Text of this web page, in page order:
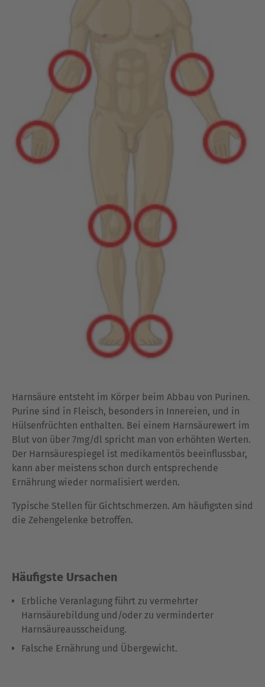
Harnsäure entsteht im Körper beim Abbau von Purinen.
Purine sind in Fleisch, besonders in Innereien, und in
Hülsenfrüchten enthalten. Bei einem Harnsäurewert im
Blut von über 7mg/dl spricht man von erhöhten Werten.
Der Harnsäurespiegel ist medikamentös beeinflussbar,
kann aber meistens schon durch entsprechende
Ernährung wieder normalisiert werden.
Typische Stellen für Gichtschmerzen. Am häufigsten sind
die Zehengelenke betroffen.
Häufigste Ursachen
Erbliche Veranlagung führt zu vermehrter
Harnsäurebildung und/oder zu verminderter
Harnsäureausscheidung.
Falsche Ernährung und Übergewicht.